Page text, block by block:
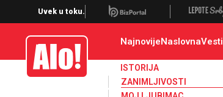
Uvek u toku.
Alo NajnovijeNaslovnaVesti
ISTORIJA
ZANIMLJIVOSTI